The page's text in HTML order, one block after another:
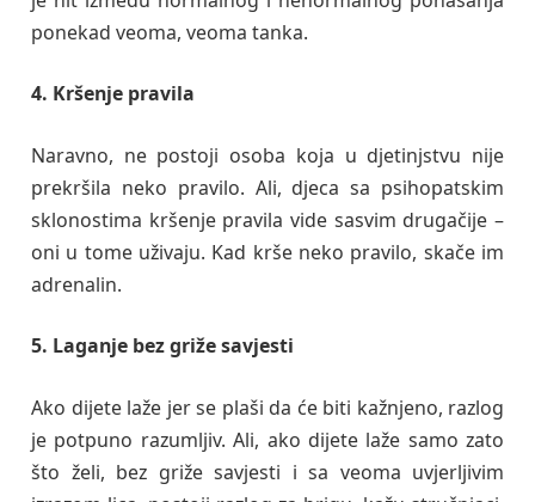
ponekad veoma, veoma tanka.
4. Kršenje pravila
Naravno, ne postoji osoba koja u djetinjstvu nije
prekršila neko pravilo. Ali, djeca sa psihopatskim
sklonostima kršenje pravila vide sasvim drugačije –
oni u tome uživaju. Kad krše neko pravilo, skače im
adrenalin.
5. Laganje bez griže savjesti
Ako dijete laže jer se plaši da će biti kažnjeno, razlog
je potpuno razumljiv. Ali, ako dijete laže samo zato
što želi, bez griže savjesti i sa veoma uvjerljivim